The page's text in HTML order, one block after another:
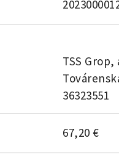
TSS Grop,
36323551
67,20 €